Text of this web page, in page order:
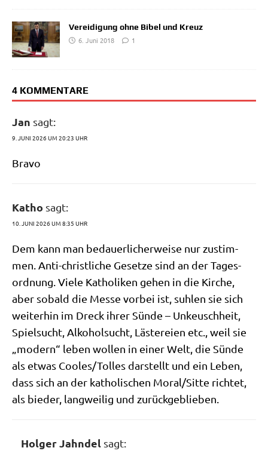
Vereidigung ohne Bibel und Kreuz
6. Juni 2018
1
4 KOMMENTARE
Jan sagt:
9. JUNI 2026 UM 20:23 UHR
Bra­vo
Katho sagt:
10. JUNI 2026 UM 8:35 UHR
Dem kann man bedau­er­li­cher­wei­se nur zustim­
men. Anti-christ­li­che Geset­ze sind an der Tages­
ord­nung. Vie­le Katho­li­ken gehen in die Kir­che,
aber sobald die Mes­se vor­bei ist, suh­len sie sich
wei­ter­hin im Dreck ihrer Sün­de – Unkeusch­heit,
Spiel­sucht, Alko­hol­sucht, Läste­rei­en etc., weil sie
„modern“ leben wol­len in einer Welt, die Sün­de
als etwas Cooles/​Tolles dar­stellt und ein Leben,
dass sich an der katho­li­schen Moral/​Sitte rich­tet,
als bie­der, lang­wei­lig und zurückgeblieben.
Holger Jahndel sagt: